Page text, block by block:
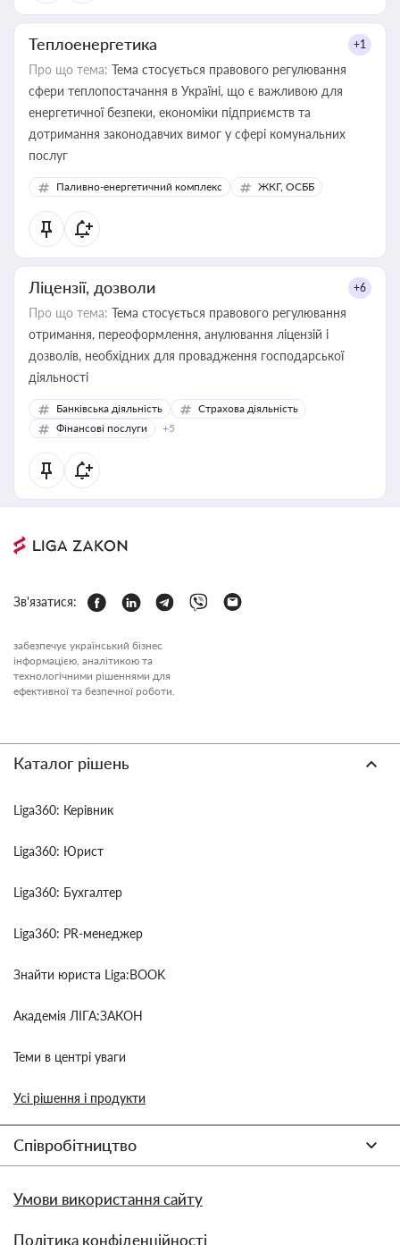
Теплоенергетика +1
Про що тема: Тема стосується правового регулювання
сфери теплопостачання в Україні, що є важливою для
енергетичної безпеки, економіки підприємств та
дотримання законодавчих вимог у сфері комунальних
послуг
Паливно-енергетичний комплекс ЖКГ, ОСББ
Ліцензії, дозволи +6
Про що тема: Тема стосується правового регулювання
отримання, переоформлення, анулювання ліцензій і
дозволів, необхідних для провадження господарської
діяльності
Банківська діяльність
Страхова діяльність
Фінансові послуги
+5
Зв'язатися:
забезпечує український бізнес
інформацією, аналітикою та
технологічними рішеннями для
ефективної та безпечної роботи.
Каталог рішень
Liga360: Керівник
Liga360: Юрист
Liga360: Бухгалтер
Liga360: PR-менеджер
Знайти юриста Liga:BOOK
Академія ЛІГА:ЗАКОН
Теми в центрі уваги
Усі рішення і продукти
Співробітництво
Умови використання сайту
Політика конфіденційності